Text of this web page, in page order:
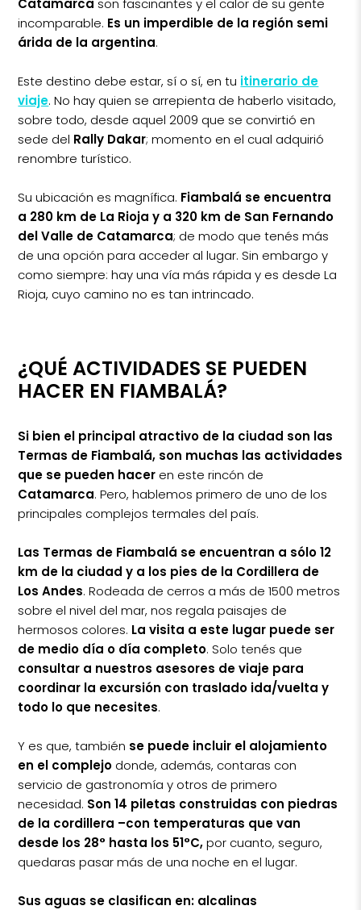
Catamarca son fascinantes y el calor de su gente
incomparable. Es un imperdible de la región semi
árida de la argentina.
Este destino debe estar, sí o sí, en tu itinerario de
viaje. No hay quien se arrepienta de haberlo visitado,
sobre todo, desde aquel 2009 que se convirtió en
sede del Rally Dakar; momento en el cual adquirió
renombre turístico.
Su ubicación es magnífica. Fiambalá se encuentra
a 280 km de La Rioja y a 320 km de San Fernando
del Valle de Catamarca; de modo que tenés más
de una opción para acceder al lugar. Sin embargo y
como siempre: hay una vía más rápida y es desde La
Rioja, cuyo camino no es tan intrincado.
¿QUÉ ACTIVIDADES SE PUEDEN
HACER EN FIAMBALÁ?
Si bien el principal atractivo de la ciudad son las
Termas de Fiambalá, son muchas las actividades
que se pueden hacer en este rincón de
Catamarca. Pero, hablemos primero de uno de los
principales complejos termales del país.
Las Termas de Fiambalá se encuentran a sólo 12
km de la ciudad y a los pies de la Cordillera de
Los Andes. Rodeada de cerros a más de 1500 metros
sobre el nivel del mar, nos regala paisajes de
hermosos colores. La visita a este lugar puede ser
de medio día o día completo. Solo tenés que
consultar a nuestros asesores de viaje para
coordinar la excursión con traslado ida/vuelta y
todo lo que necesites.
Y es que, también se puede incluir el alojamiento
en el complejo donde, además, contaras con
servicio de gastronomía y otros de primero
necesidad. Son 14 piletas construidas con piedras
de la cordillera –con temperaturas que van
desde los 28° hasta los 51°C,por cuanto, seguro,
quedaras pasar más de una noche en el lugar.
Sus aguas se clasifican en: alcalinas